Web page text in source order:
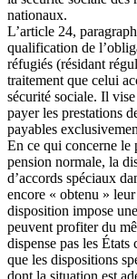
nationaux.
L’article 24,
qualification de
réfugiés (résidant
traitement que celui
sécurité sociale. Il
payer les prestations
payables
En ce qui concerne le
pension normale, la
d’accords spéciaux
encore « obtenu »
disposition impose
peuvent profiter du
dispense pas les
que les dispositions
dont la situation est